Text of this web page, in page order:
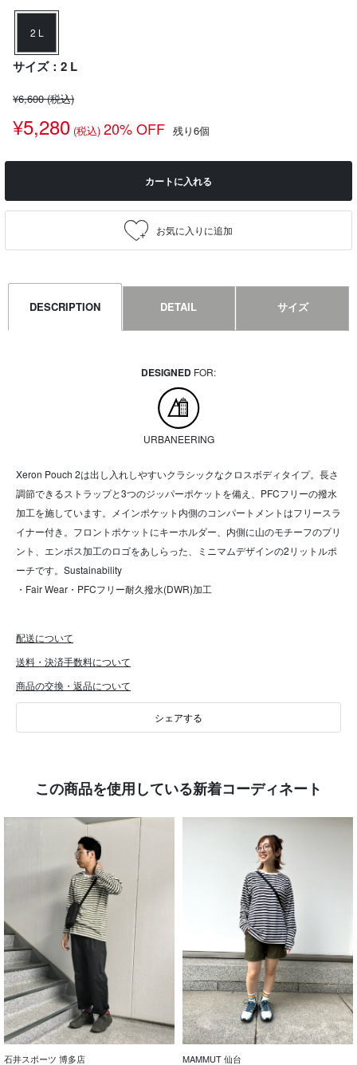
2 L
サイズ：2 L
¥6,600(税込)
¥5,280 (税込) 20% OFF 残り6個
カートに入れる
DESCRIPTION DETAIL サイズ
DESIGNED FOR:
URBANEERING
Xeron Pouch 2は出し入れしやすいクラシックなクロスボディタイプ。長さ
調節できるストラップと3つのジッパーポケットを備え、PFCフリーの撥水
加工を施しています。メインポケット内側のコンパートメントはフリースラ
イナー付き。フロントポケットにキーホルダー、内側に山のモチーフのプリ
ント、エンボス加工のロゴをあしらった、ミニマムデザインの2リットルポ
ーチです。Sustainability
・Fair Wear・PFCフリー耐久撥水(DWR)加工
配送について
送料・決済手数料について
商品の交換・返品について
シェアする
この商品を使用している新着コーディネート
石井スポーツ 博多店 MAMMUT 仙台